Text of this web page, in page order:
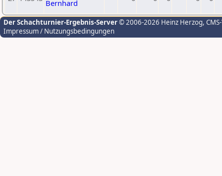
Bernhard
Der Schachturnier-Ergebnis-Server© 2006-2026 Heinz Herzog,
Impressum / Nutzungsbedingungen